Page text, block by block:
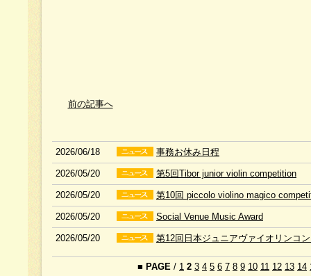
前の記事へ
2026/06/18 事務お休み日程
2026/05/20 第5回Tibor junior violin competition
2026/05/20 第10回 piccolo violino magico
2026/05/20 Social Venue Music Award
2026/05/20 第12回日本ジュニアヴァイオリンコ
■ PAGE / 1 2 3 4 5 6 7 8 9 10 11 12 13 14